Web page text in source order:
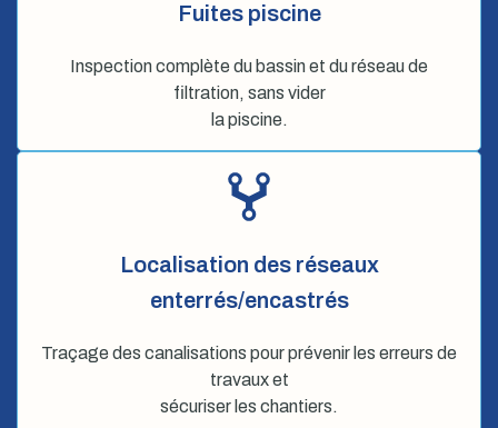
Fuites piscine
Inspection complète du bassin et du réseau de
filtration, sans vider
la piscine.
Localisation des réseaux
enterrés/encastrés
Traçage des canalisations pour prévenir les erreurs de
travaux et
sécuriser les chantiers.